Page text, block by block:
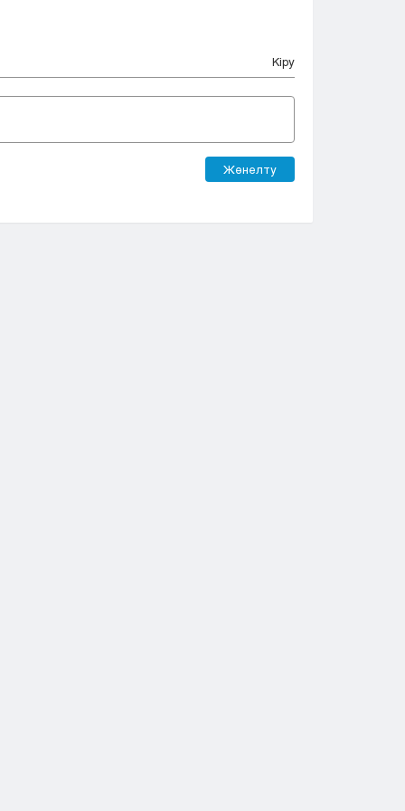
Кіру
Жөнелту